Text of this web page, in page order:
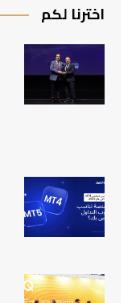
اخترنا لكم